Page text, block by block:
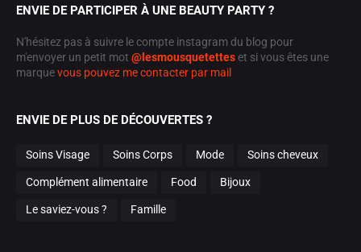
ENVIE DE PARTICIPER À UNE BEAUTY PARTY ?
N'hésitez pas à suivre le compte instagram du blog pour
m'envoyer un petit mot @lesmousquetetteset si vous êtes une
marquevous pouvez me contacter par mail
ENVIE DE PLUS DE DÉCOUVERTES ?
Soins Visage Soins Corps Mode Soins cheveux
Complément alimentaire Food Bijoux
Le saviez-vous ? Famille